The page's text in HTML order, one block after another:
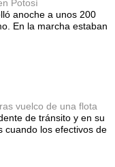
Potosí
anoche a unos 200
En la marcha estaban
vuelco de una flota
de tránsito y en su
cuando los efectivos de